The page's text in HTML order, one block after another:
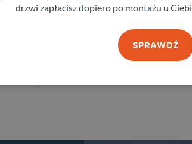
(w wersji
95
(w wersji
(w wersji
drzwi zapłacisz dopiero po montażu u
SPRAWDŹ